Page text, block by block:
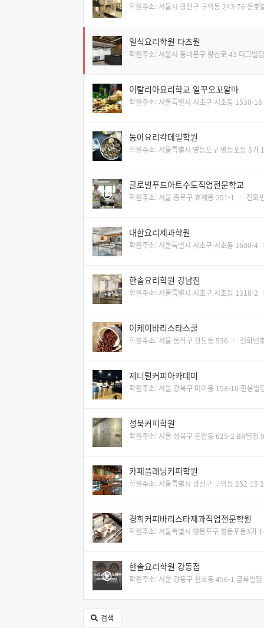
학원주소: 서울시 광진구 구의동 243-76 운호
일식요리학원 타츠원
학원주소: 서울시 동대문구 왕산로 43 디그빌
이탈리아요리학교 일꾸오꼬알마
학원주소: 서울특별시 서초구 서초동 1530-18
동아요리칵테일학원
학원주소: 서울특별시 영등포구 영등포동 3가
글로벌푸드아트수도직업전문학교
학원주소: 서울 종로구 효제동 251-1 전화
대한요리제과학원
학원주소: 서울특별시 서초구 서초동 1600-4
한솔요리학원 강남점
학원주소: 서울특별시 서초구 서초동 1318-2
이케이바리스타스쿨
학원주소: 서울 동작구 상도동 536 전화번
제너럴커피아카데미
학원주소: 서울 강북구 미아동 158-10 현웅빌
성북커피학원
학원주소: 서울 성북구 돈암동 625-2 BR빌딩
카페플래닝커피학원
학원주소: 서울특별시 광진구 구의동 252-15
경희커피바리스타제과직업전문학원
학원주소: 서울특별시 영등포구 영등포동3가
한솔요리학원 강동점
학원주소: 서울 강동구 천호동 456-1 금복빌
검색